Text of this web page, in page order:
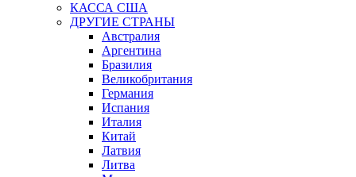
КАССА США
ДРУГИЕ СТРАНЫ
Австралия
Аргентина
Бразилия
Великобритания
Германия
Испания
Италия
Китай
Латвия
Литва